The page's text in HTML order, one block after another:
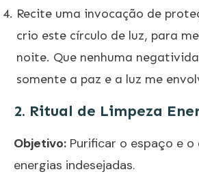
Recite uma invocação de
crio este círculo de luz, para
noite. Que nenhuma
somente a paz e a luz me
2. Ritual de Limpeza
Objetivo: Purificar o espaço e
energias indesejadas.